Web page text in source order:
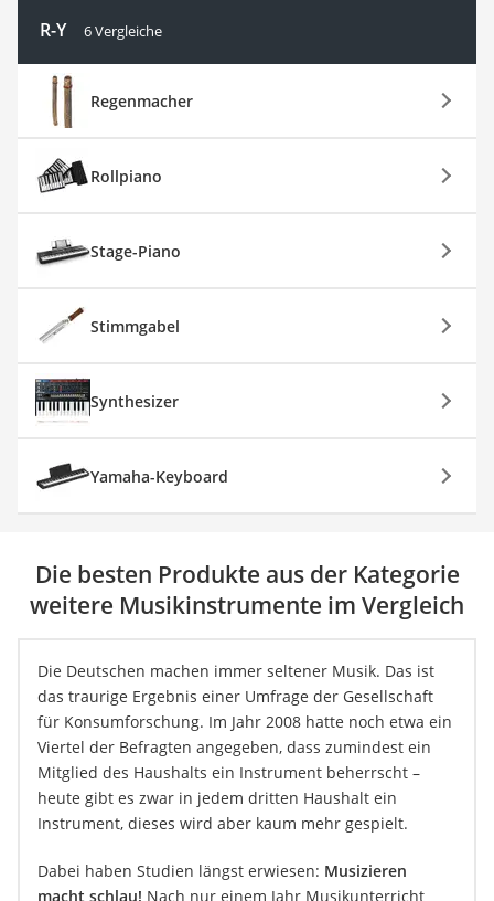
R-Y 6 Vergleiche
Regenmacher
Rollpiano
Stage-Piano
Stimmgabel
Synthesizer
Yamaha-Keyboard
Die besten Produkte aus der Kategorie
weitere Musikinstrumente im Vergleich
Die Deutschen machen immer seltener Musik. Das ist
das traurige Ergebnis einer Umfrage der Gesellschaft
für Konsumforschung. Im Jahr 2008 hatte noch etwa ein
Viertel der Befragten angegeben, dass zumindest ein
Mitglied des Haushalts ein Instrument beherrscht –
heute gibt es zwar in jedem dritten Haushalt ein
Instrument, dieses wird aber kaum mehr gespielt.
Dabei haben Studien längst erwiesen: Musizieren
macht schlau! Nach nur einem Jahr Musikunterricht